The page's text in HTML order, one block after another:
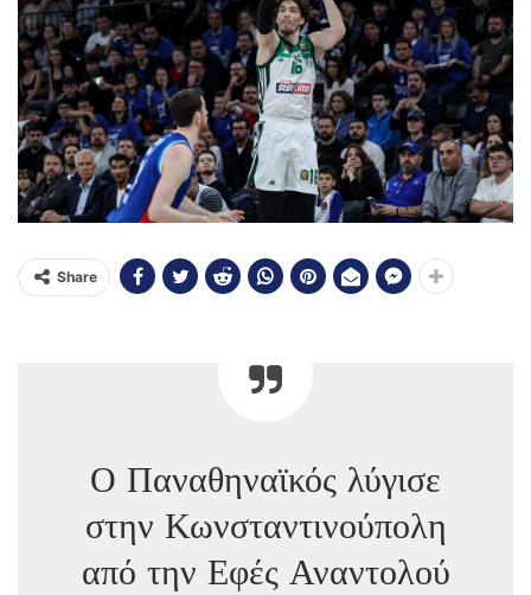
Share
Ο Παναθηναϊκός λύγισε
στην Κωνσταντινούπολη
από την Εφές Αναντολού